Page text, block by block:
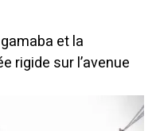
et la
rigide sur l’avenue